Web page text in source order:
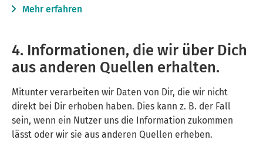
Mehr erfahren
4. Informationen, die wir über Dich
aus anderen Quellen erhalten.
Mitunter verarbeiten wir Daten von Dir, die wir nicht
direkt bei Dir erhoben haben. Dies kann z. B. der Fall
sein, wenn ein Nutzer uns die Information zukommen
lässt oder wir sie aus anderen Quellen erheben.